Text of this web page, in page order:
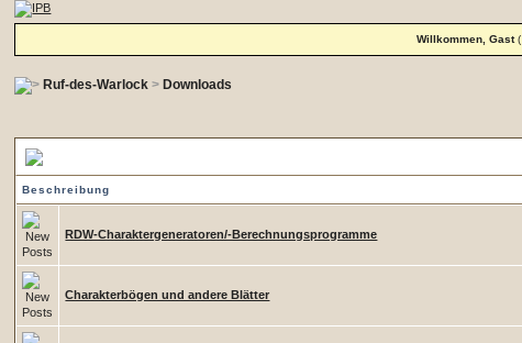
Willkommen, Gast(
Ruf-des-Warlock > Downloads
Beschreibung
RDW-Charaktergeneratoren/-Berechnungsprogramme
Charakterbögen und andere Blätter